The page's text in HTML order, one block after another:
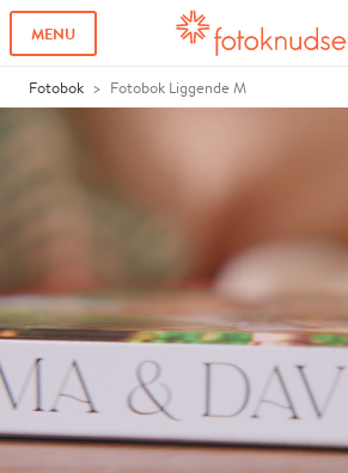
MENU
Fotobok Fotobok Liggende M